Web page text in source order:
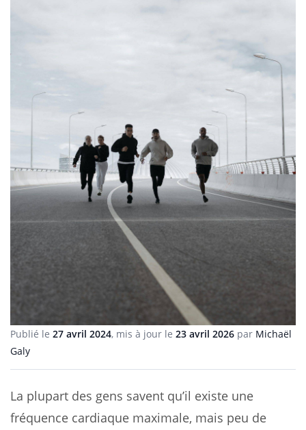
Publié le 27 avril 2024, mis à jour le 23 avril 2026 par Michaël
Galy
La plupart des gens savent qu’il existe une
fréquence cardiaque maximale, mais peu de